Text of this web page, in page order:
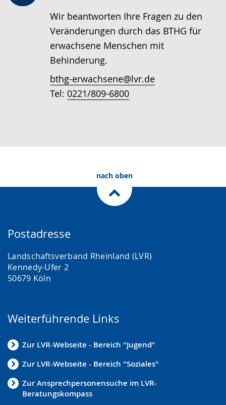
Wir beantworten Ihre Fragen zu den
Veränderungen durch das BTHG für
erwachsene Menschen mit
Behinderung.
bthg-erwachsene@lvr.de
Tel: 0221/809-6800
nach oben
Postadresse
Landschaftsverband Rheinland (LVR)
Kennedy-Ufer 2
50679 Köln
Weiterführende Links
Zur LVR-Webseite - Bereich "Jugend"
Zur LVR-Webseite - Bereich "Soziales"
Zur Ansprechpersonensuche im LVR-
Beratungskompass